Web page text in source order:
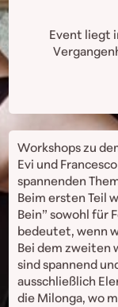
Event liegt
Workshops zu
Evi und
spannenden
Beim ersten Teil
Bein” sowohl für
bedeutet, wenn
Bei dem zweiten
sind spannend
ausschließlich
die Milonga, wo